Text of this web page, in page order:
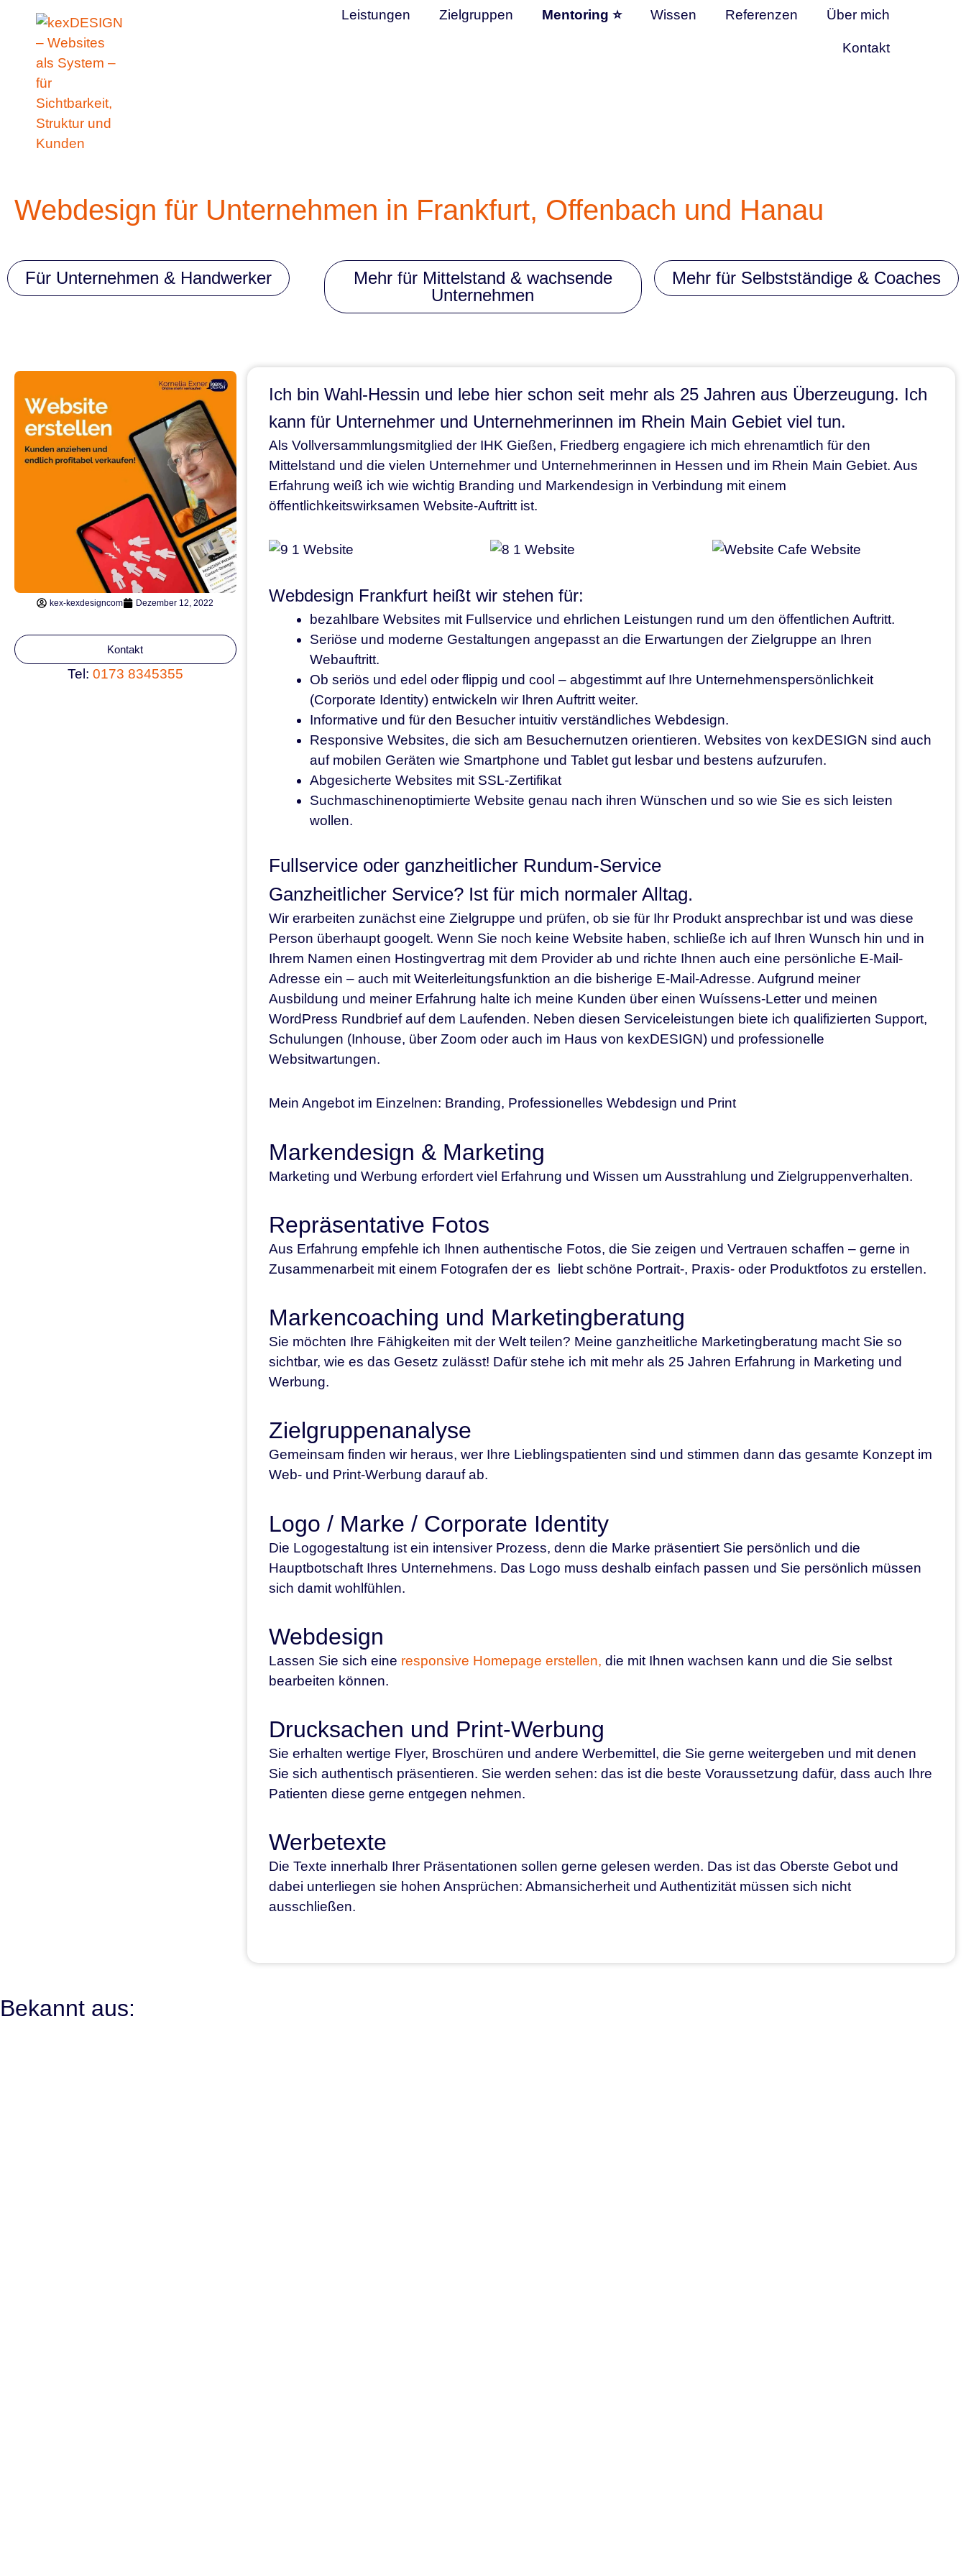
springen
springen
Leistungen Zielgruppen Mentoring ⭐ Wissen Referenzen Über mich
Kontakt
Webdesign für Unternehmen in Frankfurt, Offenbach und Hanau
Für Unternehmen & Handwerker
Mehr für Mittelstand & wachsende
Unternehmen
Mehr für Selbstständige & Coaches
kex-kexdesigncom Dezember 12, 2022
Kontakt
Tel: 0173 8345355
Ich bin Wahl-Hessin und lebe hier schon seit mehr als 25 Jahren aus Überzeugung. Ich
kann für Unternehmer und Unternehmerinnen im Rhein Main Gebiet viel tun.
Als Vollversammlungsmitglied der IHK Gießen, Friedberg engagiere ich mich ehrenamtlich für den
Mittelstand und die vielen Unternehmer und Unternehmerinnen in Hessen und im Rhein Main Gebiet. Aus
Erfahrung weiß ich wie wichtig Branding und Markendesign in Verbindung mit einem
öffentlichkeitswirksamen Website-Auftritt ist.
Webdesign Frankfurt heißt wir stehen für:
bezahlbare Websites mit Fullservice und ehrlichen Leistungen rund um den öffentlichen Auftritt.
Seriöse und moderne Gestaltungen angepasst an die Erwartungen der Zielgruppe an Ihren
Webauftritt.
Ob seriös und edel oder flippig und cool – abgestimmt auf Ihre Unternehmenspersönlichkeit
(Corporate Identity) entwickeln wir Ihren Auftritt weiter.
Informative und für den Besucher intuitiv verständliches Webdesign.
Responsive Websites, die sich am Besuchernutzen orientieren. Websites von kexDESIGN sind auch
auf mobilen Geräten wie Smartphone und Tablet gut lesbar und bestens aufzurufen.
Abgesicherte Websites mit SSL-Zertifikat
Suchmaschinenoptimierte Website genau nach ihren Wünschen und so wie Sie es sich leisten
wollen.
Fullservice oder ganzheitlicher Rundum-Service
Ganzheitlicher Service? Ist für mich normaler Alltag.
Wir erarbeiten zunächst eine Zielgruppe und prüfen, ob sie für Ihr Produkt ansprechbar ist und was diese
Person überhaupt googelt. Wenn Sie noch keine Website haben, schließe ich auf Ihren Wunsch hin und in
Ihrem Namen einen Hostingvertrag mit dem Provider ab und richte Ihnen auch eine persönliche E-Mail-
Adresse ein – auch mit Weiterleitungsfunktion an die bisherige E-Mail-Adresse. Aufgrund meiner
Ausbildung und meiner Erfahrung halte ich meine Kunden über einen Wuíssens-Letter und meinen
WordPress Rundbrief auf dem Laufenden. Neben diesen Serviceleistungen biete ich qualifizierten Support,
Schulungen (Inhouse, über Zoom oder auch im Haus von kexDESIGN) und professionelle
Websitwartungen.
Mein Angebot im Einzelnen: Branding, Professionelles Webdesign und Print
Markendesign & Marketing
Marketing und Werbung erfordert viel Erfahrung und Wissen um Ausstrahlung und Zielgruppenverhalten.
Repräsentative Fotos
Aus Erfahrung empfehle ich Ihnen authentische Fotos, die Sie zeigen und Vertrauen schaffen – gerne in
Zusammenarbeit mit einem Fotografen der es liebt schöne Portrait-, Praxis- oder Produktfotos zu erstellen.
Markencoaching und Marketingberatung
Sie möchten Ihre Fähigkeiten mit der Welt teilen? Meine ganzheitliche Marketingberatung macht Sie so
sichtbar, wie es das Gesetz zulässt! Dafür stehe ich mit mehr als 25 Jahren Erfahrung in Marketing und
Werbung.
Zielgruppenanalyse
Gemeinsam finden wir heraus, wer Ihre Lieblingspatienten sind und stimmen dann das gesamte Konzept im
Web- und Print-Werbung darauf ab.
Logo / Marke / Corporate Identity
Die Logogestaltung ist ein intensiver Prozess, denn die Marke präsentiert Sie persönlich und die
Hauptbotschaft Ihres Unternehmens. Das Logo muss deshalb einfach passen und Sie persönlich müssen
sich damit wohlfühlen.
Webdesign
Lassen Sie sich eine responsive Homepage erstellen, die mit Ihnen wachsen kann und die Sie selbst
bearbeiten können.
Drucksachen und Print-Werbung
Sie erhalten wertige Flyer, Broschüren und andere Werbemittel, die Sie gerne weitergeben und mit denen
Sie sich authentisch präsentieren. Sie werden sehen: das ist die beste Voraussetzung dafür, dass auch Ihre
Patienten diese gerne entgegen nehmen.
Werbetexte
Die Texte innerhalb Ihrer Präsentationen sollen gerne gelesen werden. Das ist das Oberste Gebot und
dabei unterliegen sie hohen Ansprüchen: Abmansicherheit und Authentizität müssen sich nicht
ausschließen.
Bekannt aus: